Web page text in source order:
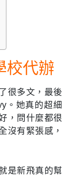
校代辦
很多文，最後
。她真的超細
，問什麼都很
沒有緊張感，
是新飛真的幫